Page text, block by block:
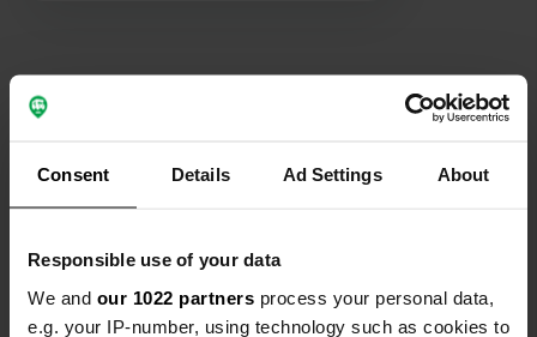
Consent Details Ad Settings About
Responsible use of your data
We and our 1022 partners process your personal data,
e.g. your IP-number, using technology such as cookies to
Emplacement
10061, Cavour, Italie
Coordonnées